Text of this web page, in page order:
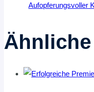
Aufopferungsvoller